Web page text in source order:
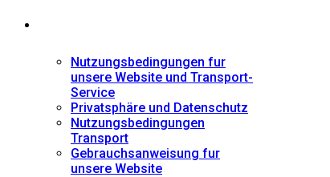
Nutzungsbedingungen fur
unsere Website und Transport-
Service
Privatsphäre und Datenschutz
Nutzungsbedingungen
Transport
Gebrauchsanweisung fur
unsere Website